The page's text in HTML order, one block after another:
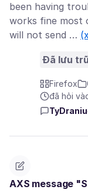
been having
works fine most
will not send …
Đã lưu
Firefox
đã hỏi
TyDraniu
AXS message